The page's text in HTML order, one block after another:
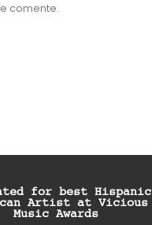
comente.
for best Hispanic
Artist at Vicious
Music Awards